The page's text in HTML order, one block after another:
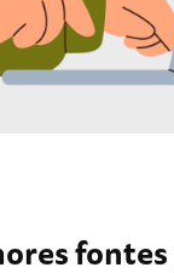
fontes